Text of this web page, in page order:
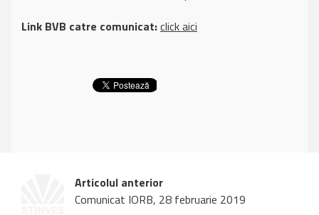
Link BVB catre comunicat:click aici
Articolul anterior
Comunicat IORB, 28 februarie 2019